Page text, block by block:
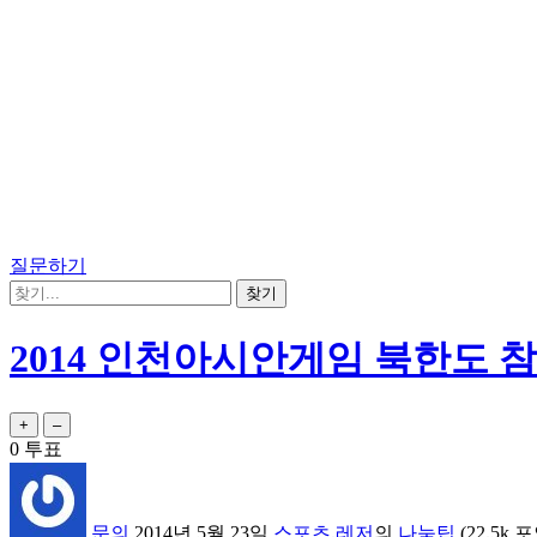
질문하기
2014 인천아시안게임 북한도
0 투표
문의 2014년 5월 23일 스포츠,레저 의 나눔팁 (22.5k